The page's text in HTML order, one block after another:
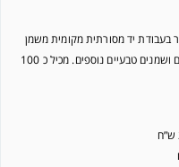
בעבודת יד מסורתית מקומית משמן
הזית המשובח של יודפת, בתוספת שמנים אתריים ושמנים טבעיים נוספים. מכיל כ 100